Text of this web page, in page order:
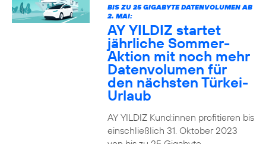
BIS ZU 25 GIGABYTE DATENVOLUMEN AB
2. MAI:
AY YILDIZ startet
jährliche Sommer-
Aktion mit noch mehr
Datenvolumen für
den nächsten Türkei-
Urlaub
AY YILDIZ Kund:innen profitieren bis
einschließlich 31. Oktober 2023